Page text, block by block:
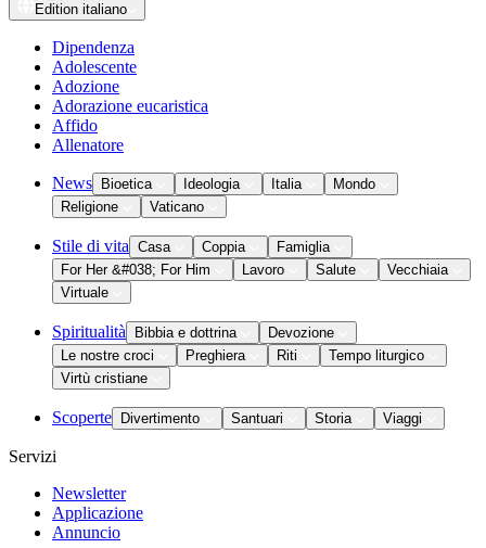
Edition italiano
Dipendenza
Adolescente
Adozione
Adorazione eucaristica
Affido
Allenatore
News Bioetica Ideologia Italia
Mondo
Religione
Vaticano
Stile di vita Casa Coppia
Famiglia
For Her &#038; For Him
Lavoro Salute
Vecchiaia
Virtuale
Spiritualità Bibbia e dottrina
Devozione
Le nostre croci
Preghiera Riti
Tempo liturgico
Virtù cristiane
Scoperte Divertimento Santuari Storia Viaggi
Servizi
Newsletter
Applicazione
Annuncio